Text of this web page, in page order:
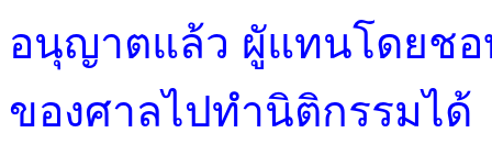
อนุญาตแล้ว ผูัแทนโดยช
ของศาลไปทำนิติกรรมได้